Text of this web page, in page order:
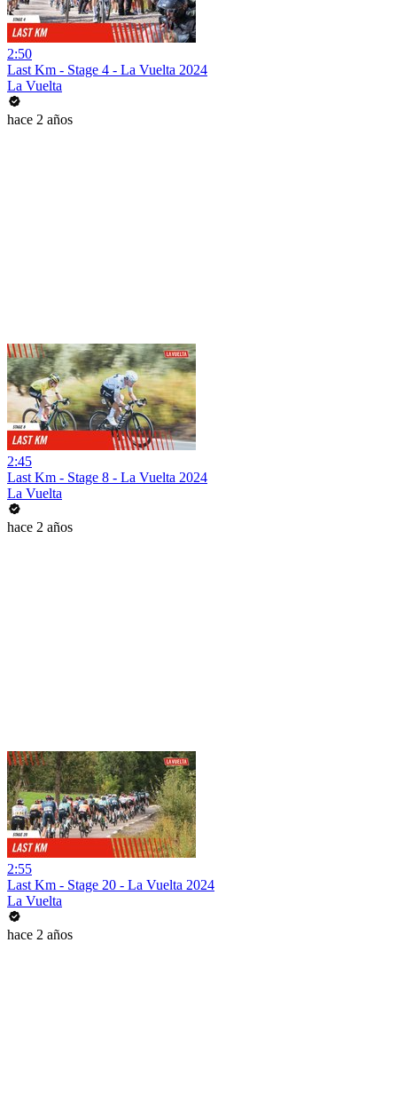
2:50
Last Km - Stage 4 - La Vuelta 2024
La Vuelta
hace 2 años
2:45
Last Km - Stage 8 - La Vuelta 2024
La Vuelta
hace 2 años
2:55
Last Km - Stage 20 - La Vuelta 2024
La Vuelta
hace 2 años